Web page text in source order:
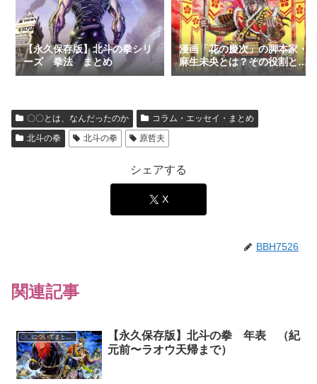
【永久保存版】北斗の拳シリ
ーズ 拳法 まとめ
漫画「花の慶次」の脚本家・
麻生未央とは？その役割と謎
に迫る
〇〇とは、なんだったのか
コラム・エッセイ・まとめ
北斗の拳
北斗の拳 原哲夫
シェアする
X
BBH7526
関連記事
〇〇についてまとめてみた
【永久保存版】北斗の拳 年表 （紀
元前〜ラオウ天帰まで）